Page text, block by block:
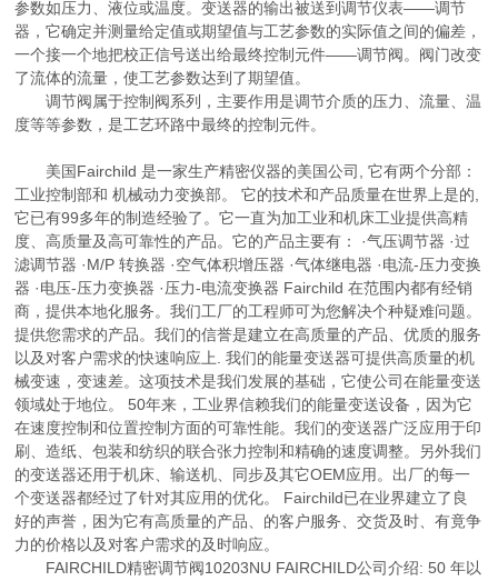
参数如压力、液位或温度。变送器的输出被送到调节仪表——调节
器，它确定并测量给定值或期望值与工艺参数的实际值之间的偏差，
一个接一个地把校正信号送出给最终控制元件——调节阀。阀门改变
了流体的流量，使工艺参数达到了期望值。
调节阀属于控制阀系列，主要作用是调节介质的压力、流量、温
度等等参数，是工艺环路中最终的控制元件。
美国Fairchild 是一家生产精密仪器的美国公司, 它有两个分部：
工业控制部和 机械动力变换部。 它的技术和产品质量在世界上是的,
它已有99多年的制造经验了。它一直为加工业和机床工业提供高精
度、高质量及高可靠性的产品。它的产品主要有： ·气压调节器 ·过
滤调节器 ·M/P 转换器 ·空气体积增压器 ·气体继电器 ·电流-压力变换
器 ·电压-压力变换器 ·压力-电流变换器 Fairchild 在范围内都有经销
商，提供本地化服务。我们工厂的工程师可为您解决个种疑难问题。
提供您需求的产品。我们的信誉是建立在高质量的产品、优质的服务
以及对客户需求的快速响应上. 我们的能量变送器可提供高质量的机
械变速，变速差。这项技术是我们发展的基础，它使公司在能量变送
领域处于地位。 50年来，工业界信赖我们的能量变送设备，因为它
在速度控制和位置控制方面的可靠性能。我们的变送器广泛应用于印
刷、造纸、包装和纺织的联合张力控制和精确的速度调整。另外我们
的变送器还用于机床、输送机、同步及其它OEM应用。出厂的每一
个变送器都经过了针对其应用的优化。 Fairchild已在业界建立了良
好的声誉，困为它有高质量的产品、的客户服务、交货及时、有竟争
力的价格以及对客户需求的及时响应。
FAIRCHILD精密调节阀10203NU FAIRCHILD公司介绍: 50 年以